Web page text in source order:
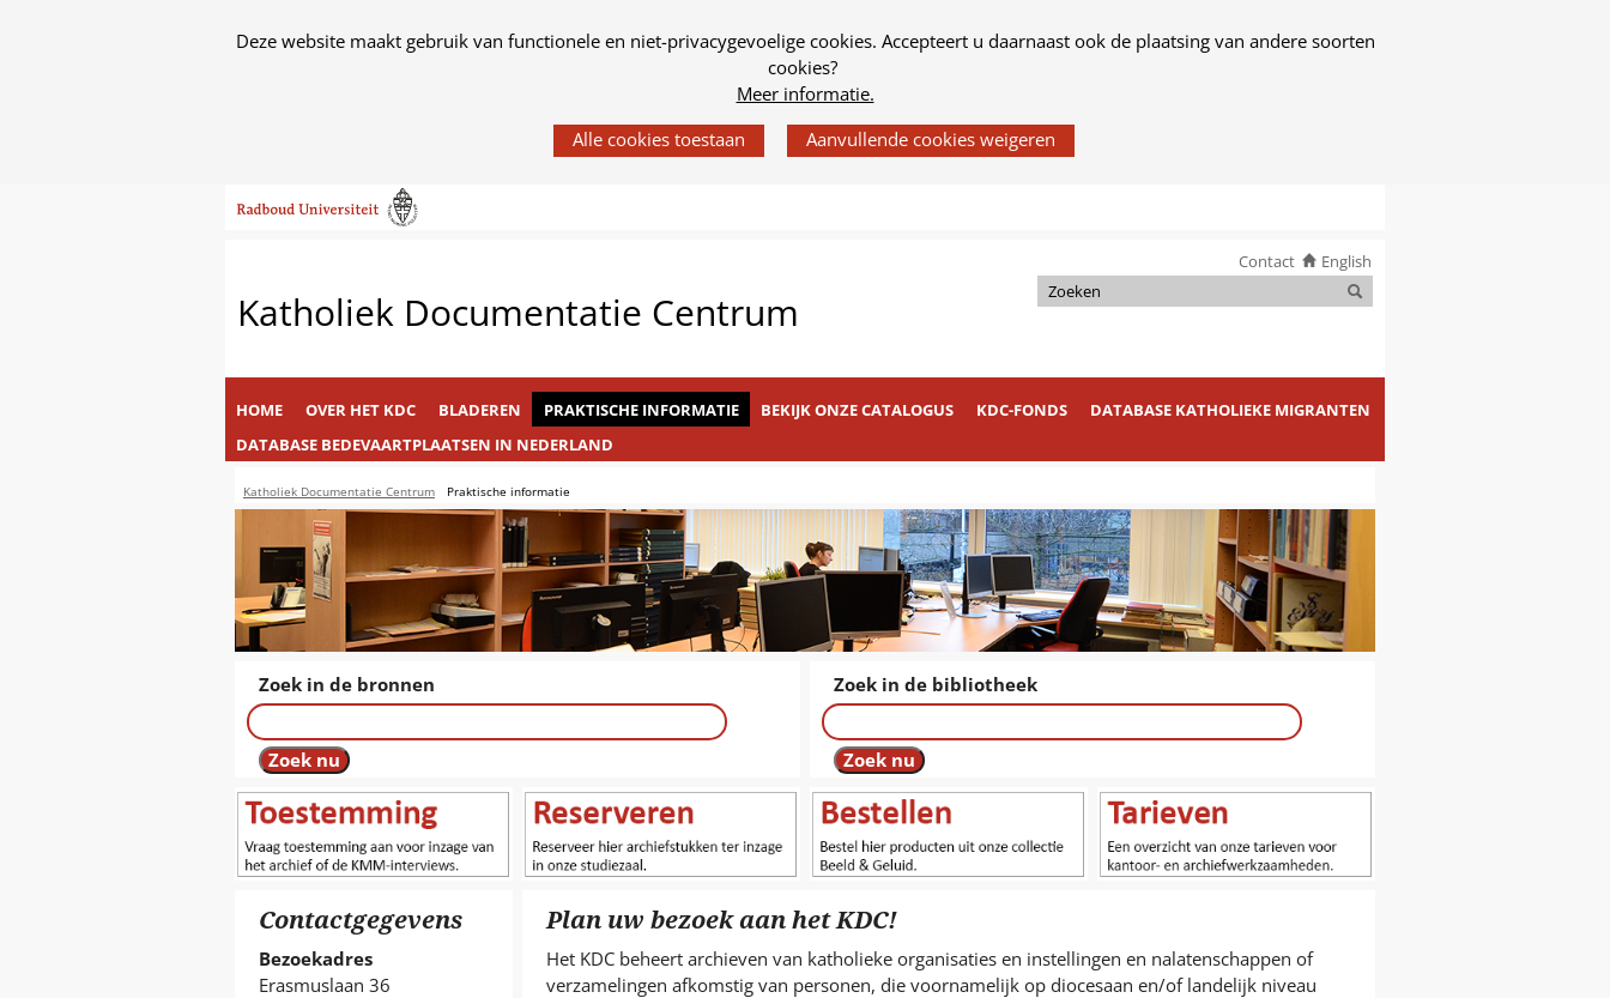
Cookies
Deze website maakt gebruik van functionele en niet-privacygevoelige cookies. Accepteert u daarnaast ook de plaatsing van andere soorten
cookies?
Meer informatie.
gebruik
op
deze
worden
toegestaan
geweigerd.
Katholiek Documentatie Centrum
Contact English
k
i
e
s
i
.
Zoeken
HOME OVER HET KDC BLADEREN PRAKTISCHE INFORMATIE BEKIJK ONZE CATALOGUS KDC-FONDS
DATABASE KATHOLIEKE MIGRANTEN
DATABASE BEDEVAARTPLAATSEN IN NEDERLAND
Katholiek Documentatie Centrum Praktische informatie
Zoek in de bronnen Zoek in de bibliotheek
Contactgegevens
Bezoekadres
Erasmuslaan 36
Plan uw bezoek aan het KDC!
Het KDC beheert archieven van katholieke organisaties en instellingen en nalatenschappen of
verzamelingen afkomstig van personen, die voornamelijk op diocesaan en/of landelijk niveau